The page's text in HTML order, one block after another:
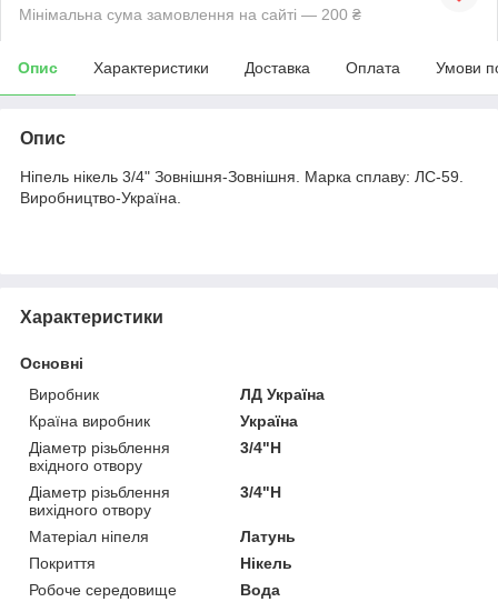
Мінімальна сума замовлення на сайті — 200 ₴
Опис Характеристики Доставка Оплата Умови
Опис
Ніпель нікель 3/4" Зовнішня-Зовнішня. Марка сплаву: ЛС-59.
Виробництво-Україна.
Характеристики
Основні
Виробник
ЛД Україна
Країна виробник
Україна
Діаметр різьблення
вхідного отвору
3/4"Н
Діаметр різьблення
вихідного отвору
3/4"Н
Матеріал ніпеля
Латунь
Покриття
Нікель
Робоче середовище
Вода